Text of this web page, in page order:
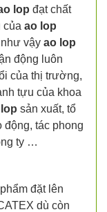
lop đạt chất
của ao lop
vậy ao lop
động luôn
của thị trường,
tựu của khoa
sản xuất, tổ
động, tác phong
ty …
đặt lên
dù còn